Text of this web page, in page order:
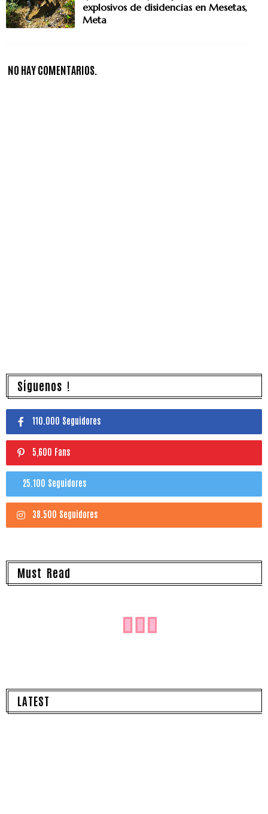
explosivos de disidencias en Mesetas,
Meta
NO HAY COMENTARIOS.
Síguenos !
110.000 Seguidores
5,600 Fans
25.100 Seguidores
38.500 Seguidores
Must Read
LATEST